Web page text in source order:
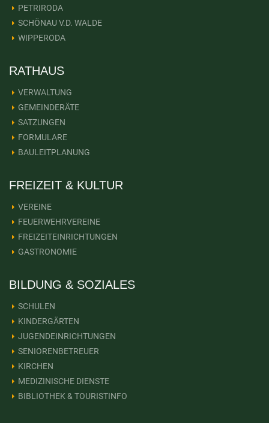
PETRIRODA
SCHÖNAU V.D. WALDE
WIPPERODA
RATHAUS
VERWALTUNG
GEMEINDERÄTE
SATZUNGEN
FORMULARE
BAULEITPLANUNG
FREIZEIT & KULTUR
VEREINE
FEUERWEHRVEREINE
FREIZEITEINRICHTUNGEN
GASTRONOMIE
BILDUNG & SOZIALES
SCHULEN
KINDERGÄRTEN
JUGENDEINRICHTUNGEN
SENIORENBETREUER
KIRCHEN
MEDIZINISCHE DIENSTE
BIBLIOTHEK & TOURISTINFO